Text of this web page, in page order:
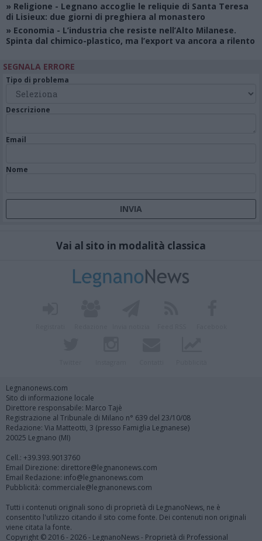
» Religione - Legnano accoglie le reliquie di Santa Teresa
di Lisieux: due giorni di preghiera al monastero
» Economia - L’industria che resiste nell’Alto Milanese.
Spinta dal chimico-plastico, ma l’export va ancora a rilento
SEGNALA ERRORE
Tipo di problema
Descrizione
Email
Nome
Vai al sito in modalità classica
Legnanonews.com
Sito di informazione locale
Direttore responsabile: Marco Tajè
Registrazione al Tribunale di Milano n° 639 del 23/10/08
Redazione: Via Matteotti, 3 (presso Famiglia Legnanese)
20025 Legnano (MI)
Cell.: +39.393.9013760
Email Direzione: direttore@legnanonews.com
Email Redazione: info@legnanonews.com
Pubblicità: commerciale@legnanonews.com
Tutti i contenuti originali sono di proprietà di LegnanoNews, ne è
consentito l'utilizzo citando il sito come fonte. Dei contenuti non originali
viene citata la fonte.
Copyright © 2016 - 2026 - LegnanoNews - Proprietà di Professional